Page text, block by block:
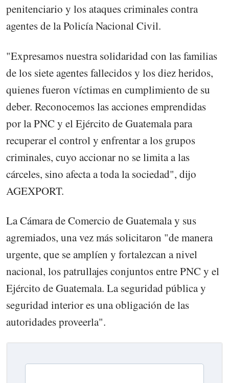
penitenciario y los ataques criminales contra
agentes de la Policía Nacional Civil.
"Expresamos nuestra solidaridad con las familias
de los siete agentes fallecidos y los diez heridos,
quienes fueron víctimas en cumplimiento de su
deber. Reconocemos las acciones emprendidas
por la PNC y el Ejército de Guatemala para
recuperar el control y enfrentar a los grupos
criminales, cuyo accionar no se limita a las
cárceles, sino afecta a toda la sociedad", dijo
AGEXPORT.
La Cámara de Comercio de Guatemala y sus
agremiados, una vez más solicitaron "de manera
urgente, que se amplíen y fortalezcan a nivel
nacional, los patrullajes conjuntos entre PNC y el
Ejército de Guatemala. La seguridad pública y
seguridad interior es una obligación de las
autoridades proveerla".